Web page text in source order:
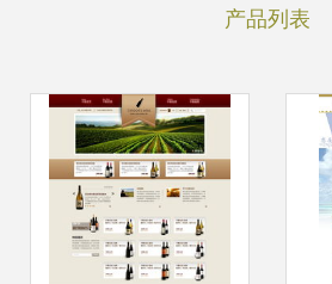
产品列表